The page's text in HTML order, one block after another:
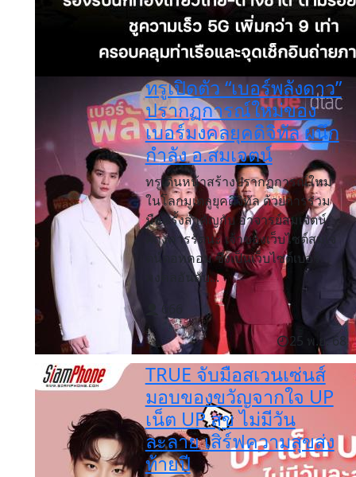
ทรูเปิดตัว “เบอร์พลังดาว”
ปรากฏการณ์ใหม่ของ
เบอร์มงคลยุคดิจิทัล ผนึก
กำลัง อ.สมเจตน์
ทรูเดินหน้าสร้างปรากฏการณ์ใหม่
ในโลกมูเตลูยุคดิจิทัล ด้วยการร่วม
มือครั้งสำคัญกับ อาจารย์สมเจตน์
ศฤงคารรัตนะ เจ้าของเว็บไซต์สมเจ
ตน์ดอทคอม ซึ่งเป็นเว็บไซต์เบอร์
มงคลอันดับ...
666
25 พ.ย. 68
TRUE จับมือสเวนเซ่นส์
มอบของขวัญจากใจ UP
เน็ต UP สุข ไม่มีวัน
ละลาย เสิร์ฟความสุขส่ง
ท้ายปี